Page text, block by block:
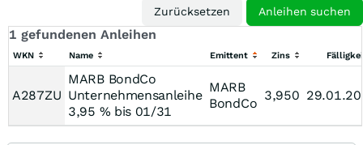
1 gefundenen Anleihen
WKN Name Emittent Zins
A287ZU
MARB BondCo
Unternehmensanleihe
3,95 % bis 01/31
MARB
BondCo
3,950